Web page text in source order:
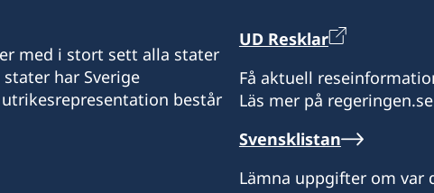
Sverige har inte något
ambassaden i Abu
ansökan om
med i stort sett alla stater
har Sverige
består
UD Resklar
Få aktuell
Läs mer på
Svensklistan
Lämna uppgifter om var